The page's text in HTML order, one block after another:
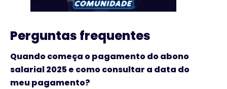
Perguntas frequentes
Quando começa o pagamento do abono
salarial 2025 e como consultar a data do
meu pagamento?